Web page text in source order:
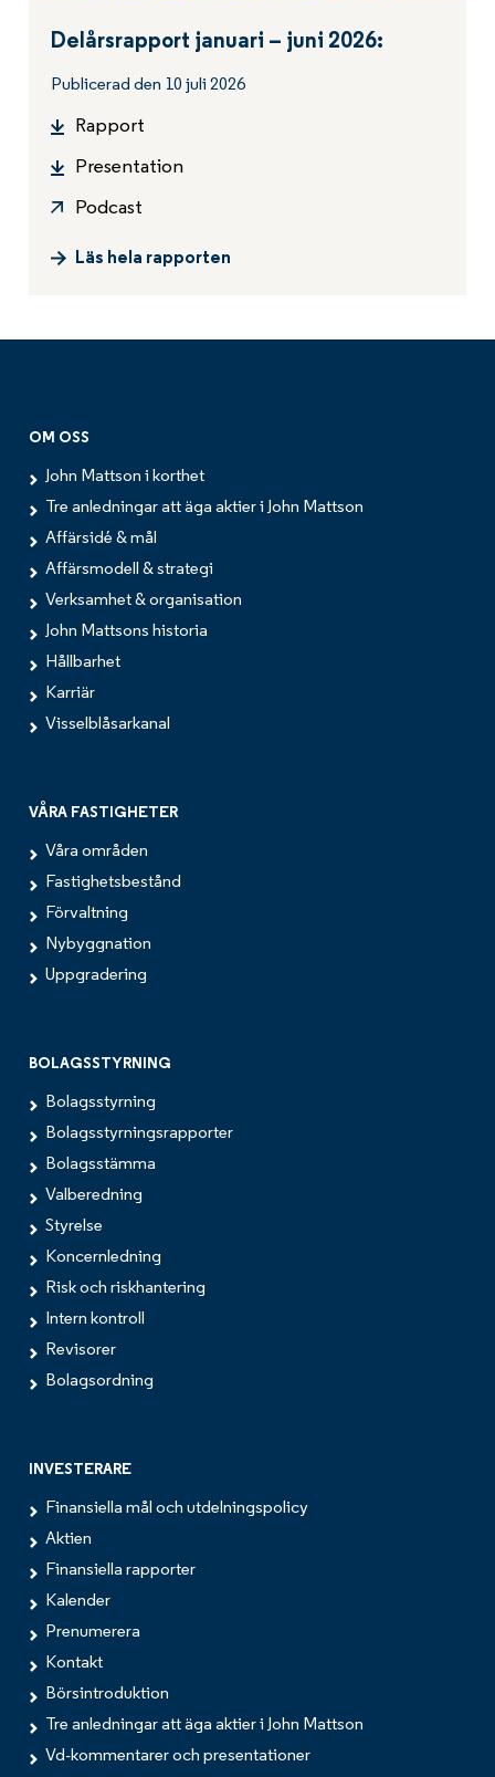
Delårsrapport januari – juni 2026:
Publicerad den 10 juli 2026
Rapport
Presentation
Podcast
Läs hela rapporten
OM OSS
John Mattson i korthet
Tre anledningar att äga aktier i John Mattson
Affärsidé & mål
Affärsmodell & strategi
Verksamhet & organisation
John Mattsons historia
Hållbarhet
Karriär
Visselblåsarkanal
VÅRA FASTIGHETER
Våra områden
Fastighetsbestånd
Förvaltning
Nybyggnation
Uppgradering
BOLAGSSTYRNING
Bolagsstyrning
Bolagsstyrningsrapporter
Bolagsstämma
Valberedning
Styrelse
Koncernledning
Risk och riskhantering
Intern kontroll
Revisorer
Bolagsordning
INVESTERARE
Finansiella mål och utdelningspolicy
Aktien
Finansiella rapporter
Kalender
Prenumerera
Kontakt
Börsintroduktion
Tre anledningar att äga aktier i John Mattson
Vd-kommentarer och presentationer